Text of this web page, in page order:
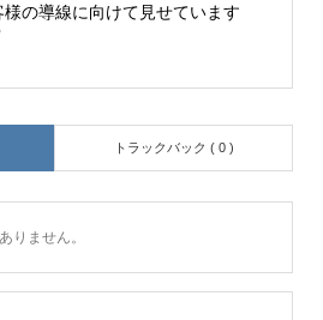
様の導線に向けて見せています
トラックバック ( 0 )
りません。